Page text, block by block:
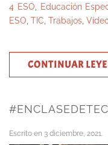
4 ESO, Educación
ESO, TIC, Trabajos,
CONTINUAR
Escrito en 3 diciembre, 2021.